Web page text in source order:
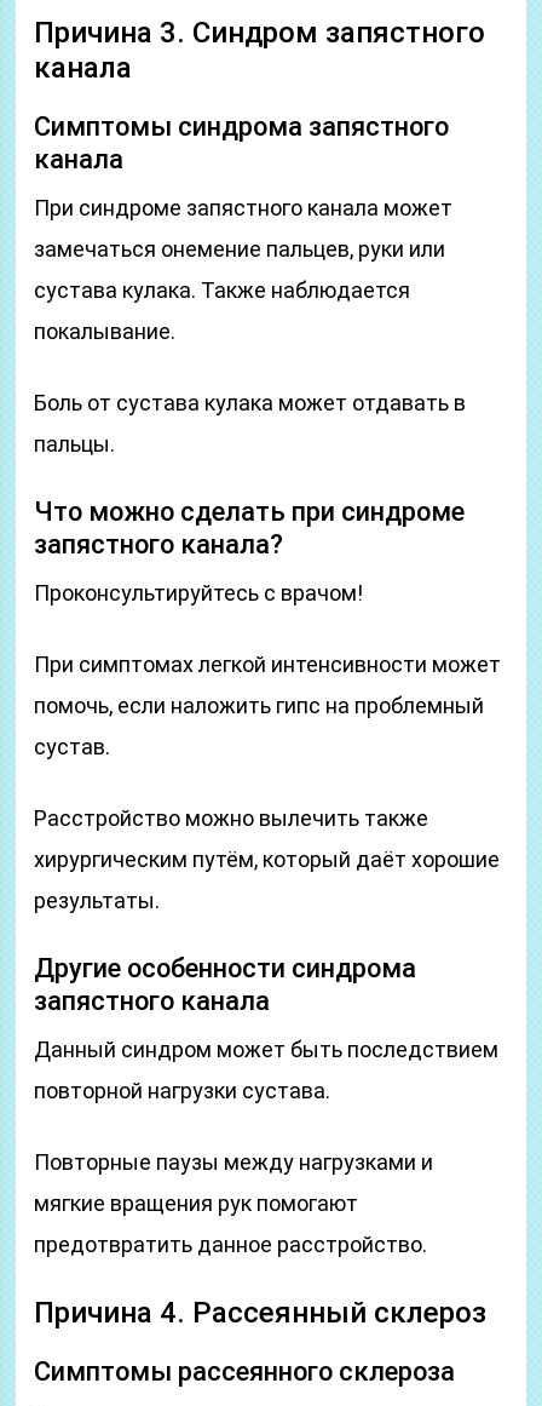
Причина 3. Синдром запястного
канала
Симптомы синдрома запястного
канала
При синдроме запястного канала может
замечаться онемение пальцев, руки или
сустава кулака. Также наблюдается
покалывание.
Боль от сустава кулака может отдавать в
пальцы.
Что можно сделать при синдроме
запястного канала?
Проконсультируйтесь с врачом!
При симптомах легкой интенсивности может
помочь, если наложить гипс на проблемный
сустав.
Расстройство можно вылечить также
хирургическим путём, который даёт хорошие
результаты.
Другие особенности синдрома
запястного канала
Данный синдром может быть последствием
повторной нагрузки сустава.
Повторные паузы между нагрузками и
мягкие вращения рук помогают
предотвратить данное расстройство.
Причина 4. Рассеянный склероз
Симптомы рассеянного склероза